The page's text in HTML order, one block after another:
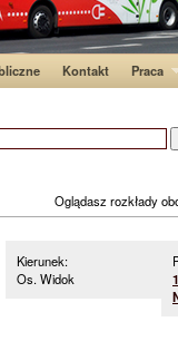
Kontakt Praca
Oglądasz rozkłady
Kierunek:
Os. Widok